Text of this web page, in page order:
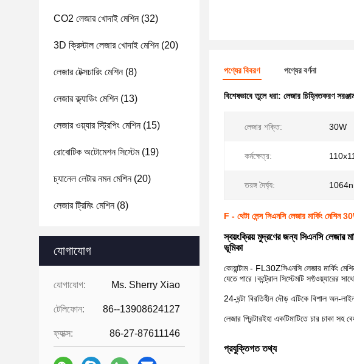
CO2 লেজার খোদাই মেশিন(32)
3D ক্রিস্টাল লেজার খোদাই মেশিন(20)
লেজার টেক্সচারিং মেশিন(8)
লেজার ক্ল্যাডিং মেশিন(13)
লেজার ওয়্যার স্ট্রিপিং মেশিন(15)
রোবোটিক অটোমেশন সিস্টেম(19)
চ্যানেল লেটার নমন মেশিন(20)
লেজার ট্রিমিং মেশিন(8)
যোগাযোগ
যোগাযোগ: Ms. Sherry Xiao
টেলিফোন: 86--13908624127
ফ্যাক্স: 86-27-87611146
পণ্যের বিবরণ পণ্যের বর্ণনা
বিশেষভাবে তুলে ধরা: লেজার চিহ্নিতকরণ
লেজার শক্তি: 30W
কর্মক্ষেত্র:
তরঙ্গ দৈর্ঘ্য:
F - থেটা লেন্স সিএনসি লেজার মার্কিং মেশিন
স্বয়ংক্রিয় মুদ্রণের জন্য সিএনসি লেজার
ভূমিকা
কোয়ান্টাম - FL30Zসিএনসি লেজার মার্কিং
যেতে পারে।কন্ট্রোল সিস্টেমটি সফ্টওয়্যারের
24-ঘন্টা বিরতিহীন দৌড় এটিকে বিশাল অন-
লেজার প্রিন্টারইহা একটিমাটিতে চার চাকা সহ
প্রযুক্তিগত তথ্য